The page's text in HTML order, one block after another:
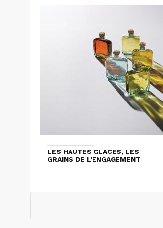
LES HAUTES GLACES, LES
GRAINS DE L'ENGAGEMENT